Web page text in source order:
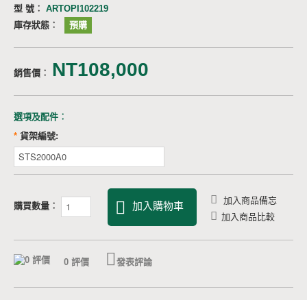
型 號︰ ARTOPI102219
庫存狀態︰
預購
銷售價︰ NT108,000
選項及配件︰
* 貨架編號:
購買數量︰ 加入購物車
加入商品備忘
加入商品比較
0 評價 發表評論